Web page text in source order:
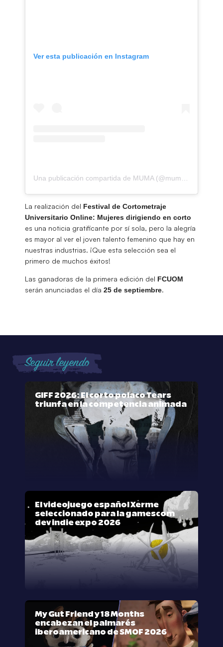
Ver esta publicación en Instagram
La realización del Festival de Cortometraje
Universitario Online: Mujeres dirigiendo en corto
es una noticia gratificante por sí sola, pero la alegría
es mayor al ver el joven talento femenino que hay en
nuestras industrias. ¡Que esta selección sea el
primero de muchos éxitos!
Las ganadoras de la primera edición del FCUOM
serán anunciadas el día 25 de septiembre.
Seguir leyendo
GIFF 2026: El corto polaco Tears
triunfa en la competencia animada
El videojuego español Xerme
seleccionado para la gamescom
dev indie expo 2026
My Gut Friend y 18 Months
encabezan el palmarés
iberoamericano de SMOF 2026